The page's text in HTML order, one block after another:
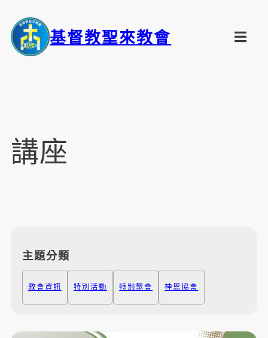
基督教聖來教會
講座
主題分類
教會資訊 特別活動 特別聚會 神恩協會